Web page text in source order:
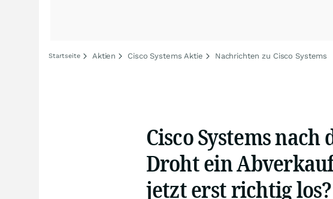
Startseite Aktien Cisco Systems Aktie Nachrichten zu Cisco Systems
Cisco Systems
Droht ein
jetzt erst richtig los?